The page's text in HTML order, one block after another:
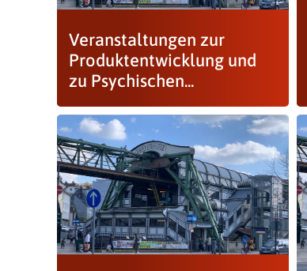
Veranstaltungen zur
Produktentwicklung und
zu Psychischen...